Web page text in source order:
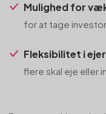
Mulighed for
for at tage
Fleksibilitet i
flere skal eje eller